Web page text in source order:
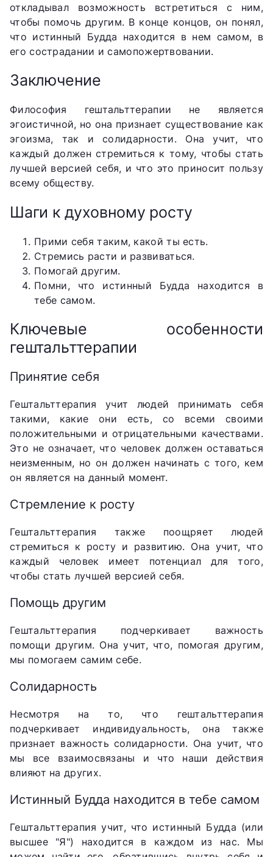
откладывал возможность встретиться с ним,
чтобы помочь другим. В конце концов, он понял,
что истинный Будда находится в нем самом, в
его сострадании и самопожертвовании.
Заключение
Философия гештальттерапии не является
эгоистичной, но она признает существование как
эгоизма, так и солидарности. Она учит, что
каждый должен стремиться к тому, чтобы стать
лучшей версией себя, и что это приносит пользу
всему обществу.
Шаги к духовному росту
Прими себя таким, какой ты есть.
Стремись расти и развиваться.
Помогай другим.
Помни, что истинный Будда находится в
тебе самом.
Ключевые особенности
гештальттерапии
Принятие себя
Гештальттерапия учит людей принимать себя
такими, какие они есть, со всеми своими
положительными и отрицательными качествами.
Это не означает, что человек должен оставаться
неизменным, но он должен начинать с того, кем
он является на данный момент.
Стремление к росту
Гештальттерапия также поощряет людей
стремиться к росту и развитию. Она учит, что
каждый человек имеет потенциал для того,
чтобы стать лучшей версией себя.
Помощь другим
Гештальттерапия подчеркивает важность
помощи другим. Она учит, что, помогая другим,
мы помогаем самим себе.
Солидарность
Несмотря на то, что гештальттерапия
подчеркивает индивидуальность, она также
признает важность солидарности. Она учит, что
мы все взаимосвязаны и что наши действия
влияют на других.
Истинный Будда находится в тебе самом
Гештальттерапия учит, что истинный Будда (или
высшее "Я") находится в каждом из нас. Мы